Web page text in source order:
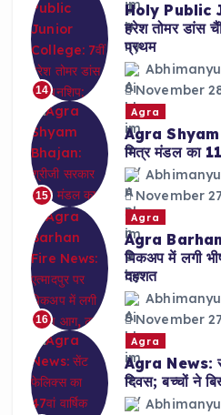
14
Holy Public
हरेश तोमर डांस
प्रथम
November
15
Agra
Agra Shyam
मित्र मंडल का
November
16
Agra
Agra Barhan
पिकअप में लगी
दहशत
November
Agra
Agra News:
दिवस; बच्चों ने